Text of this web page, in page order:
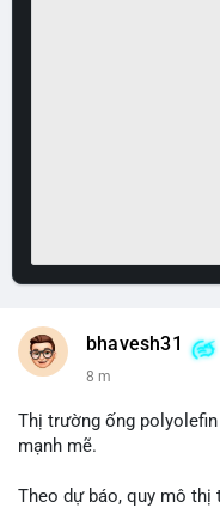
bhavesh31
8 m
Thị trường ống
mạnh mẽ.
Theo dự báo, quy mô thị